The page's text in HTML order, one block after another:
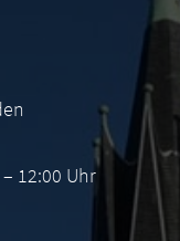
12:00 Uhr